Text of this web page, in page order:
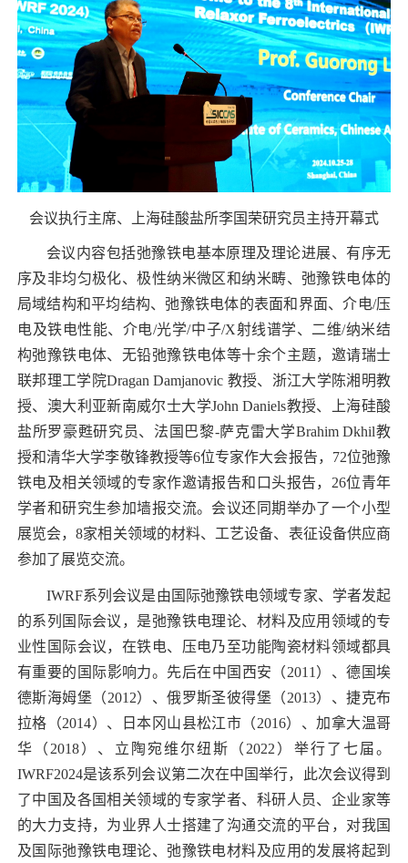
会议执行主席、上海硅酸盐所李国荣研究员主持开幕式
会议内容包括弛豫铁电基本原理及理论进展、有序无
序及非均匀极化、极性纳米微区和纳米畴、弛豫铁电体的
局域结构和平均结构、弛豫铁电体的表面和界面、介电/压
电及铁电性能、介电/光学/中子/X射线谱学、二维/纳米结
构弛豫铁电体、无铅弛豫铁电体等十余个主题，邀请瑞士
联邦理工学院Dragan Damjanovic 教授、浙江大学陈湘明教
授、澳大利亚新南威尔士大学John Daniels教授、上海硅酸
盐所罗豪甦研究员、法国巴黎-萨克雷大学Brahim Dkhil教
授和清华大学李敬锋教授等6位专家作大会报告， 72位弛豫
铁电及相关领域的专家作邀请报告和口头报告， 26位青年
学者和研究生参加墙报交流。会议还同期举办了一个小型
展览会，8家相关领域的材料、工艺设备、表征设备供应商
参加了展览交流。
IWRF系列会议是由国际弛豫铁电领域专家、学者发起
的系列国际会议，是弛豫铁电理论、材料及应用领域的专
业性国际会议，在铁电、压电乃至功能陶瓷材料领域都具
有重要的国际影响力。先后在中国西安（2011 ）、德国埃
德斯海姆堡（2012）、俄罗斯圣彼得堡（2013）、捷克布
拉格（2014）、日本冈山县松江市（2016）、加拿大温哥
华（ 2018）、立陶宛维尔纽斯（ 2022 ）举行了七届。
IWRF2024是该系列会议第二次在中国举行，此次会议得到
了中国及各国相关领域的专家学者、科研人员、企业家等
的大力支持，为业界人士搭建了沟通交流的平台，对我国
及国际弛豫铁电理论、弛豫铁电材料及应用的发展将起到